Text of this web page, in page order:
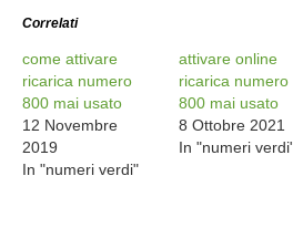
Correlati
come attivare
ricarica numero
800 mai usato
12 Novembre
2019
In "numeri verdi"
attivare online
ricarica numero
800 mai usato
8 Ottobre 2021
In "numeri